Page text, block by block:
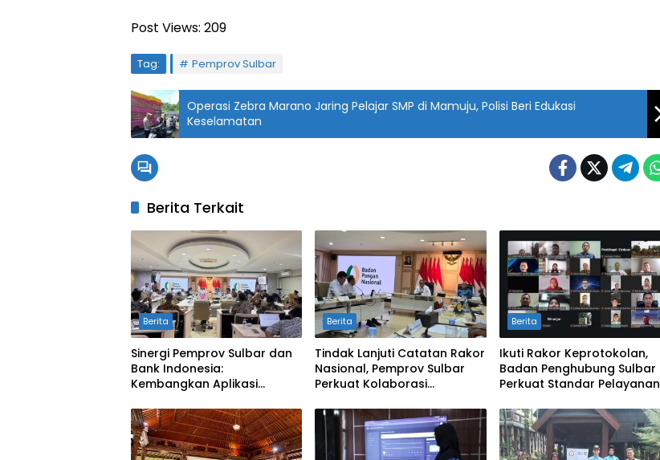
Post Views: 209
Tag: Pemprov Sulbar
Operasi Zebra Marano Jaring Pelajar SMP di Mamuju, Polisi Beri Edukasi
Berita Terkait
Berita
Sinergi Pemprov Sulbar dan
Bank Indonesia:
Kembangkan Aplikasi
Harga Pangan
Berita
Tindak Lanjuti Catatan Rakor
Nasional, Pemprov Sulbar
Perkuat Kolaborasi
BSPS
Berita
Ikuti Rakor Keprotokolan,
Badan Penghubung Sulbar
Perkuat Standar Pelayanan